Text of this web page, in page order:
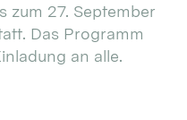
zum 27. September
Das Programm
an alle.